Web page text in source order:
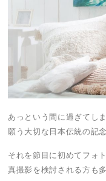
あっという間に過ぎてし
願う大切な日本伝統の記
それを節目に初めてフォ
真撮影を検討される方も